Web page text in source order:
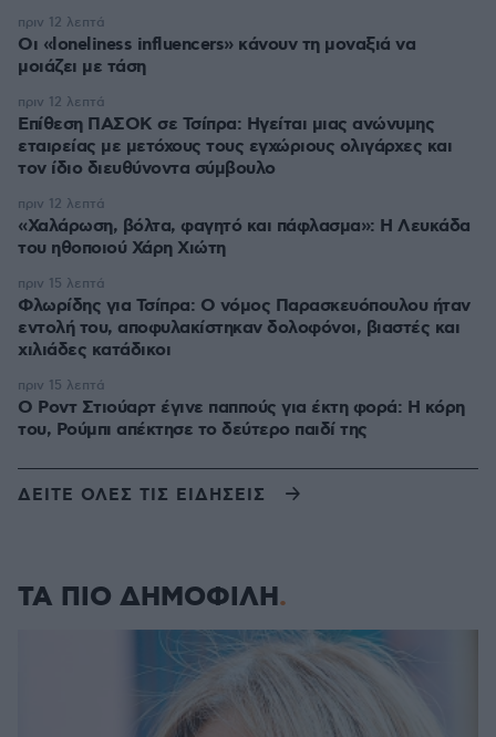
Οι «loneliness influencers» κάνουν τη μοναξιά να
μοιάζει με τάση
πριν 12 λεπτά
Επίθεση ΠΑΣΟΚ σε Τσίπρα: Ηγείται μιας ανώνυμης
εταιρείας με μετόχους τους εγχώριους ολιγάρχες και
τον ίδιο διευθύνοντα σύμβουλο
πριν 12 λεπτά
«Χαλάρωση, βόλτα, φαγητό και πάφλασμα»: Η Λευκάδα
του ηθοποιού Χάρη Χιώτη
πριν 12 λεπτά
Φλωρίδης για Τσίπρα: Ο νόμος Παρασκευόπουλου ήταν
εντολή του, αποφυλακίστηκαν δολοφόνοι, βιαστές και
χιλιάδες κατάδικοι
πριν 15 λεπτά
Ο Ροντ Στιούαρτ έγινε παππούς για έκτη φορά: Η κόρη
του, Ρούμπι απέκτησε το δεύτερο παιδί της
πριν 15 λεπτά
ΔΕΙΤΕ ΟΛΕΣ ΤΙΣ ΕΙΔΗΣΕΙΣ
ΤΑ ΠΙΟ ΔΗΜΟΦΙΛΗ